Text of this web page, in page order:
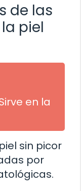
de las
piel
en la
sin picor
por